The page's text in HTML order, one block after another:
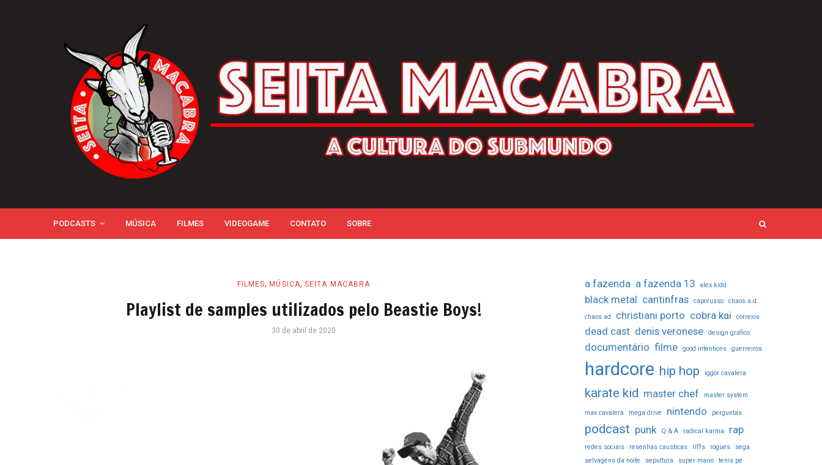
PODCASTS MÚSICA FILMES VIDEOGAME CONTATO SOBRE
FILMES,MÚSICA, SEITA MACABRA
Playlist de samples utilizados pelo Beastie Boys!
30 de abril de 2020
a fazenda a fazenda 13 alex kidd
black metal cantinfras caporusso
chaos a.d.
chaos ad
christiani porto cobra kai correios
dead cast denis veronese design gráfico
documentário filme good intentions guerreiros
hardcore hip hop iggor cavalera
karate kid master chef master system
max cavalera mega drive nintendo perguntas
podcast punk Q & A radical karma rap
redes sociais resenhas causticas riffs rogues
sega
selvagens da noite
sepultura super mario tenis pé